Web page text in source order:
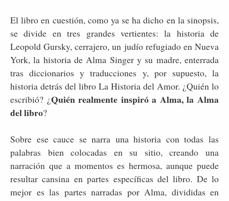
El libro en cuestión, como ya se ha dicho en la sinopsis,
se divide en tres grandes vertientes: la historia de
Leopold Gursky, cerrajero, un judío refugiado en Nueva
York, la historia de Alma Singer y su madre, enterrada
tras diccionarios y traducciones y, por supuesto, la
historia detrás del libro La Historia del Amor. ¿Quién lo
escribió? ¿Quién realmente inspiró a Alma, la Alma
del libro?
Sobre ese cauce se narra una historia con todas las
palabras bien colocadas en su sitio, creando una
narración que a momentos es hermosa, aunque puede
resultar cansina en partes específicas del libro. De lo
mejor es las partes narradas por Alma, divididas en